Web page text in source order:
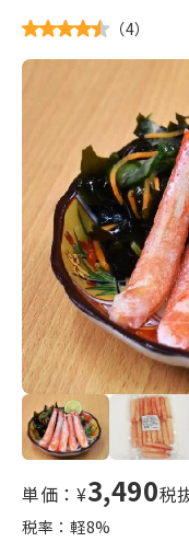
（4）
単価：¥3,490税
税率：軽8%